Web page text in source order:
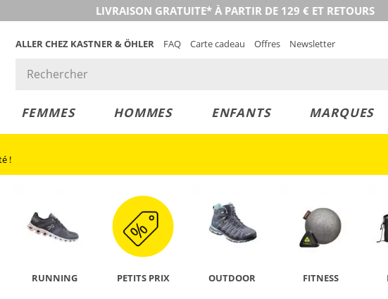
LIVRAISON GRATUITE* À PARTIR DE 129 € ET RETOURS
ALLER CHEZ KASTNER & ÖHLER FAQ Carte cadeau Offres Newsletter
FEMMES HOMMES ENFANTS MARQUES
!
RUNNING PETITS PRIX OUTDOOR FITNESS